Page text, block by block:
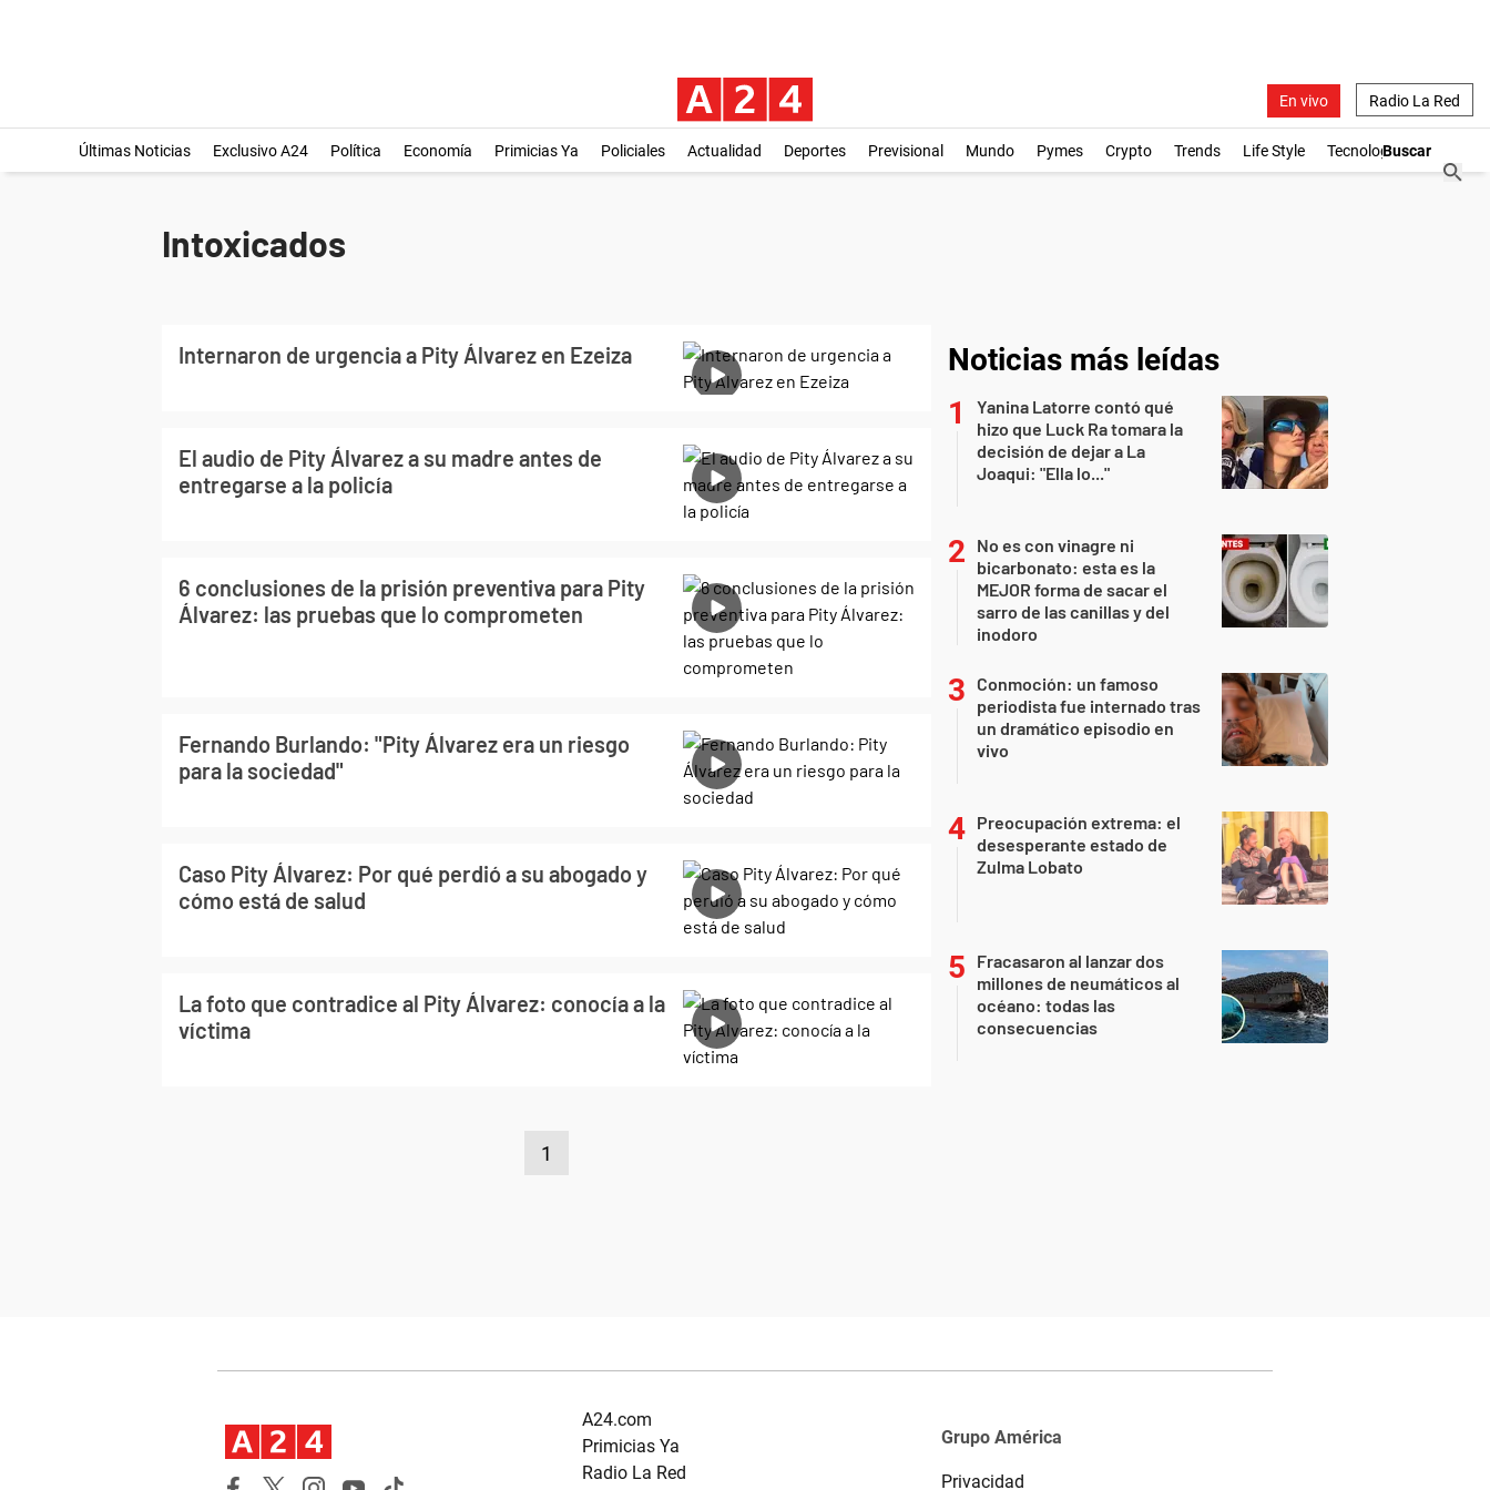
En vivo Radio La Red
Últimas Noticias Exclusivo A24 Política Economía Primicias Ya Policiales Actualidad Deportes Previsional Mundo Pymes Crypto Trends Life Style Tecnología
Intoxicados
Internaron de urgencia a Pity Álvarez en Ezeiza
El audio de Pity Álvarez a su madre antes de
entregarse a la policía
6 conclusiones de la prisión preventiva para Pity
Álvarez: las pruebas que lo comprometen
Fernando Burlando: "Pity Álvarez era un riesgo
para la sociedad"
Caso Pity Álvarez: Por qué perdió a su abogado y
cómo está de salud
La foto que contradice al Pity Álvarez: conocía a la
víctima
1
Noticias más leídas
Yanina Latorre contó qué
hizo que Luck Ra tomara la
decisión de dejar a La
Joaqui: "Ella lo..."
No es con vinagre ni
bicarbonato: esta es la
MEJOR forma de sacar el
sarro de las canillas y del
inodoro
Conmoción: un famoso
periodista fue internado tras
un dramático episodio en
vivo
Preocupación extrema: el
desesperante estado de
Zulma Lobato
Fracasaron al lanzar dos
millones de neumáticos al
océano: todas las
consecuencias
A24.com
Primicias Ya
Radio La Red
Grupo América
Privacidad